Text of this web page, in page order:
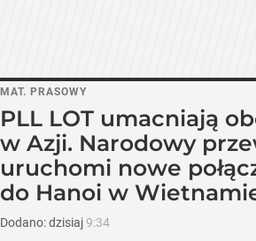
MAT. PRASOWY
PLL LOT umacniają
w Azji. Narodowy
uruchomi nowe
do Hanoi w
Dodano:dzisiaj 9:34